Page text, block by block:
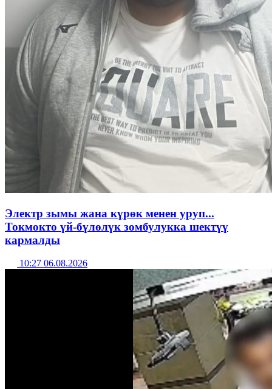
Электр зымы жана күрөк менен уруп...
Токмокто үй-бүлөлүк зомбулукка шектүү
кармалды
10:27 06.08.2026